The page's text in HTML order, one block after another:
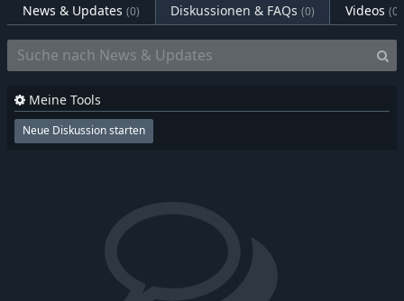
News & Updates (0) Diskussionen & FAQs (0) Videos (0)
Meine Tools
Neue Diskussion starten